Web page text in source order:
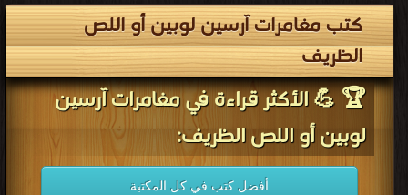
كتب مغامرات آرسين لوبين أو اللص
الظريف
🏆 💪 الأكثر قراءة في مغامرات آرسين
لوبين أو اللص الظريف:
أفضل كتب في كل المكتبة